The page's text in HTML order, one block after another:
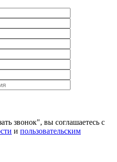
звонок", вы соглашаетесь с
и пользовательским